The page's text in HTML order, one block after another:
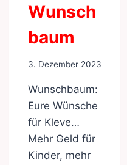
Wunsch
baum
3. Dezember 2023
Wunschbaum:
Eure Wünsche
für Kleve…
Mehr Geld für
Kinder, mehr